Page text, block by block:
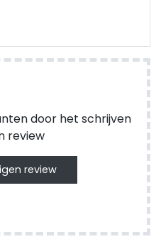
door het schrijven
review
review